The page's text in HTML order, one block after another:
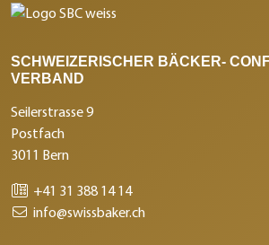
SCHWEIZERISCHER BÄCKER-
VERBAND
Seilerstrasse 9
Postfach
3011 Bern
+41 31 388 14 14
info@swissbaker.ch